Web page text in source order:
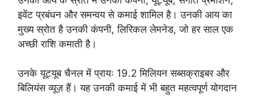
इवेंट प्रबंधन और समन्वय से कमाई शामिल है। उनकी आय का
मुख्य स्रोत है उनकी कंपनी, लिरिकल लेमनेड, जो हर साल एक
अच्छी राशि कमाती है।
उनके यूट्यूब चैनल में प्रायः 19.2 मिलियन सब्सक्राइबर और
बिलियंस व्यूज़ हैं। यह उनकी कमाई में भी बहुत महत्वपूर्ण योगदान